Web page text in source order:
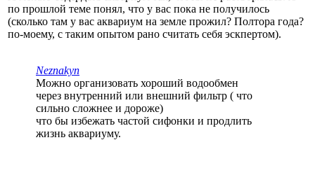
по прошлой теме понял, что у вас пока не получилось
(сколько там у вас аквариум на земле прожил? Полтора года?
по-моему, с таким опытом рано считать себя эскпертом).
Neznakyn
Можно организовать хороший водообмен
через внутренний или внешний фильтр ( что
сильно сложнее и дороже)
что бы избежать частой сифонки и продлить
жизнь аквариуму.